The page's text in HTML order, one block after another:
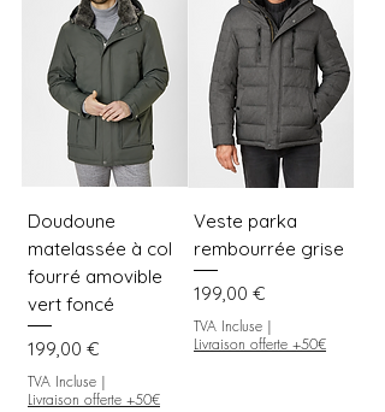
Doudoune
matelassée à col
fourré amovible
vert foncé
Prix
199,00 €
TVA Incluse |
Livraison offerte +50€
Veste parka
rembourrée grise
Prix
199,00 €
TVA Incluse |
Livraison offerte +50€